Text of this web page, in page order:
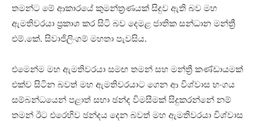
තමන්ට මේ ආකාරයේ කුමන්ත්‍රණයක් සිදුව ඇති බව මහ
ඇමතිවරයා ප්‍රකාශ කර සිටි බව දෙමළ ජාතික සන්ධාන මන්ත්‍රී
එම්.කේ. සිවාජිලිංගම් මහතා පැවසිය.
එමෙන්ම මහ ඇමතිවරයා සමඟ තමන් සහ මන්ත්‍රී කණ්ඩායමක්
එක්ව සිටින බවත් මහ ඇමතිවරයාට ගෙන ආ විශ්වාස භංගය
සම්බන්ධයෙන් පළාත් සභා ඡන්ද විමසීමක් සිදුකරන්නේ නම්
තමන් ඊට එරෙහිව ඡන්දය දෙන බවත් මහ ඇමතිවරයා විශ්වාස